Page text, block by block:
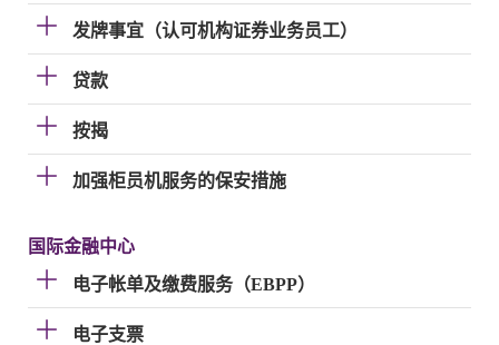
发牌事宜（认可机构证券业务员工）
贷款
按揭
加强柜员机服务的保安措施
国际金融中心
电子帐单及缴费服务（EBPP）
电子支票